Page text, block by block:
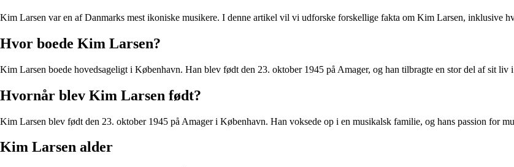
Kim Larsen var en af Danmarks mest ikoniske musikere. I denne artikel vil vi udforske forskellige fakta om Kim Larsen, inklusive
Hvor boede Kim Larsen?
Kim Larsen boede hovedsageligt i København. Han blev født den 23. oktober 1945 på Amager, og han tilbragte en stor del af sit liv i
Hvornår blev Kim Larsen født?
Kim Larsen blev født den 23. oktober 1945 på Amager i København. Han voksede op i en musikalsk familie, og hans passion for
Kim Larsen alder